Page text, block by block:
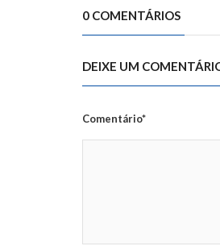
0 COMENTÁRIOS
DEIXE UM
Comentário*